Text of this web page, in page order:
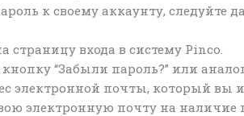
к своему аккаунту, следуйте
страницу входа в систему Pinco.
“Забыли пароль?” или
электронной почты, который вы
электронную почту на